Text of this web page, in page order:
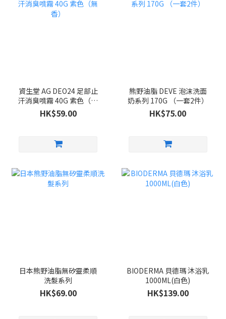
資生堂 AG DEO24 足部止
汗消臭噴霧 40G 紫色（無
香）
HK$59.00
熊野油脂 DEVE 泡沫洗面
奶系列 170G （一套2件）
HK$75.00
日本熊野油脂無矽靈柔順
洗髮系列
HK$69.00
BIODERMA 貝德瑪 沐浴乳
1000ML(白色)
HK$139.00